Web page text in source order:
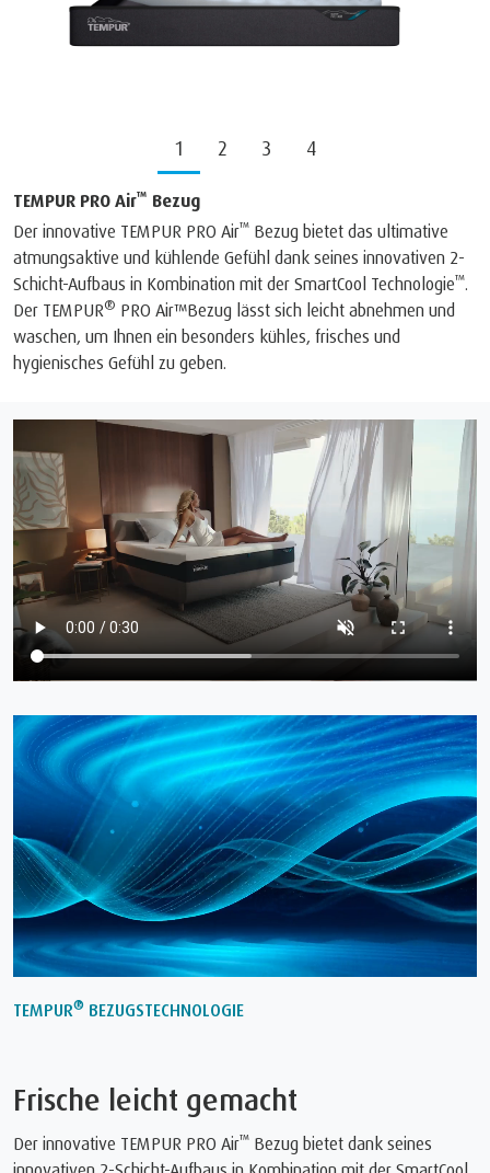
1 2 3 4
TEMPUR PRO Air™ Bezug
Der innovative TEMPUR PRO Air™ Bezug bietet das ultimative
atmungsaktive und kühlende Gefühl dank seines innovativen 2-
Schicht-Aufbaus in Kombination mit der SmartCool Technologie™.
Der TEMPUR® PRO Air™Bezug lässt sich leicht abnehmen und
waschen, um Ihnen ein besonders kühles, frisches und
hygienisches Gefühl zu geben.
TEMPUR® BEZUGSTECHNOLOGIE
Frische leicht gemacht
Der innovative TEMPUR PRO Air™ Bezug bietet dank seines